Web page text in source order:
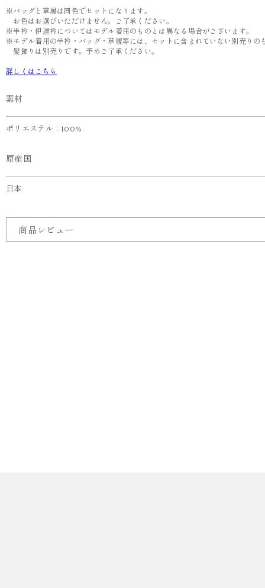
※バッグと草履は同色でセットになります。
お色はお選びいただけません。ご了承ください。
※半衿・伊達衿についてはモデル着用のものとは異なる場合がございます。
※モデル着用の半衿・バッグ・草履等には、セットに含まれていない別売りの
髪飾りは別売りです。予めご了承ください。
詳しくはこちら
素材
ポリエステル：100%
原産国
日本
商品レビュー